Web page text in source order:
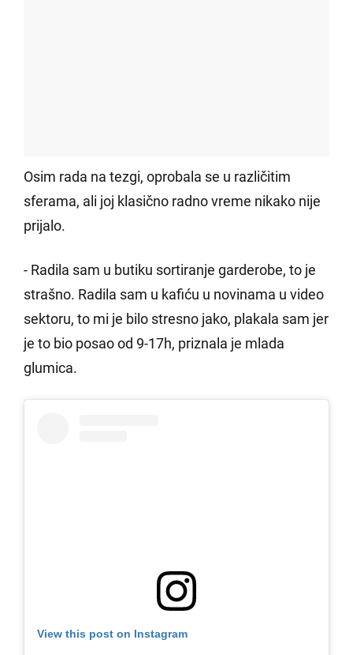
Osim rada na tezgi, oprobala se u različitim
sferama, ali joj klasično radno vreme nikako nije
prijalo.
- Radila sam u butiku sortiranje garderobe, to je
strašno. Radila sam u kafiću u novinama u video
sektoru, to mi je bilo stresno jako, plakala sam jer
je to bio posao od 9-17h, priznala je mlada
glumica.
View this post on Instagram